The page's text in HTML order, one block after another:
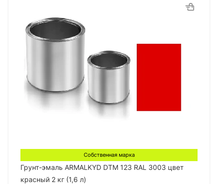
Собственная марка
Грунт-эмаль ARMALKYD DTM 123 RAL 3003 цвет
красный 2 кг (1,6 л)